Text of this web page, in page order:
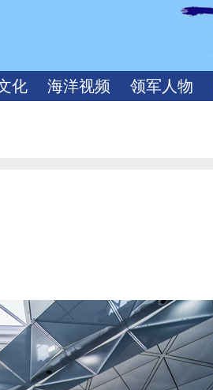
化 海洋视频 领军人物